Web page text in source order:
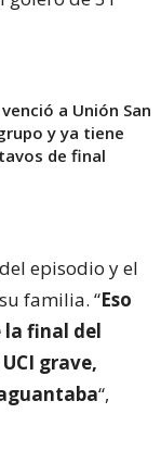
a Unión San
y ya tiene
de final
episodio y el
familia. “Eso
la final del
grave,
“,